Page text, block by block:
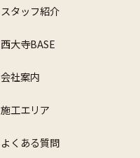
スタッフ紹介
西大寺BASE
会社案内
施工エリア
よくある質問